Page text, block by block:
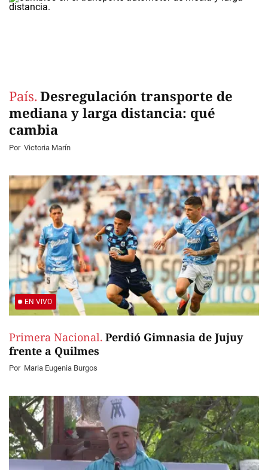
País. Desregulación transporte de
mediana y larga distancia: qué
cambia
Por Victoria Marín
EN VIVO
Primera Nacional. Perdió Gimnasia de Jujuy
frente a Quilmes
Por Maria Eugenia Burgos